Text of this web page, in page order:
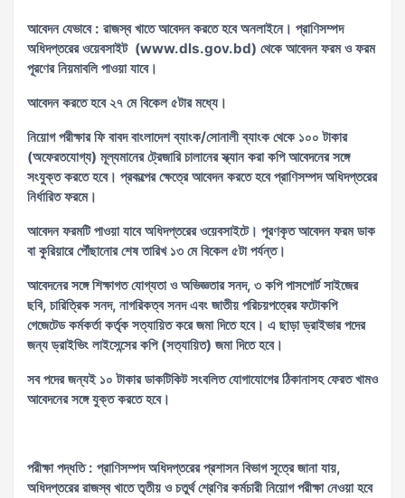
আবেদন যেভাবে : রাজস্ব খাতে আবেদন করতে হবে অনলাইনে। প্রাণিসম্পদ
অধিদপ্তরের ওয়েবসাইট (www.dls.gov.bd) থেকে আবেদন ফরম ও ফরম
পূরণের নিয়মাবলি পাওয়া যাবে।
আবেদন করতে হবে ২৭ মে বিকেল ৫টার মধ্যে।
নিয়োগ পরীক্ষার ফি বাবদ বাংলাদেশ ব্যাংক/সোনালী ব্যাংক থেকে ১০০ টাকার
(অফেরতযোগ্য) মূল্যমানের ট্রেজারি চালানের স্ক্যান করা কপি আবেদনের সঙ্গে
সংযুক্ত করতে হবে। প্রকল্পের ক্ষেত্রে আবেদন করতে হবে প্রাণিসম্পদ অধিদপ্তরের
নির্ধারিত ফরমে।
আবেদন ফরমটি পাওয়া যাবে অধিদপ্তরের ওয়েবসাইটে। পূরণকৃত আবেদন ফরম ডাক
বা কুরিয়ারে পৌঁছানোর শেষ তারিখ ১৩ মে বিকেল ৫টা পর্যন্ত।
আবেদনের সঙ্গে শিক্ষাগত যোগ্যতা ও অভিজ্ঞতার সনদ, ৩ কপি পাসপোর্ট সাইজের
ছবি, চারিত্রিক সনদ, নাগরিকত্ব সনদ এবং জাতীয় পরিচয়পত্রের ফটোকপি
গেজেটেড কর্মকর্তা কর্তৃক সত্যায়িত করে জমা দিতে হবে। এ ছাড়া ড্রাইভার পদের
জন্য ড্রাইভিং লাইসেন্সের কপি (সত্যায়িত) জমা দিতে হবে।
সব পদের জন্যই ১০ টাকার ডাকটিকিট সংবলিত যোগাযোগের ঠিকানাসহ ফেরত খামও
আবেদনের সঙ্গে যুক্ত করতে হবে।
পরীক্ষা পদ্ধতি : প্রাণিসম্পদ অধিদপ্তরের প্রশাসন বিভাগ সূত্রে জানা যায়,
অধিদপ্তরের রাজস্ব খাতে তৃতীয় ও চতুর্থ শ্রেণির কর্মচারী নিয়োগ পরীক্ষা নেওয়া হবে